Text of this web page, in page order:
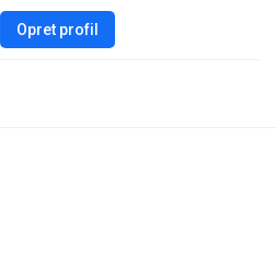
Opret profil